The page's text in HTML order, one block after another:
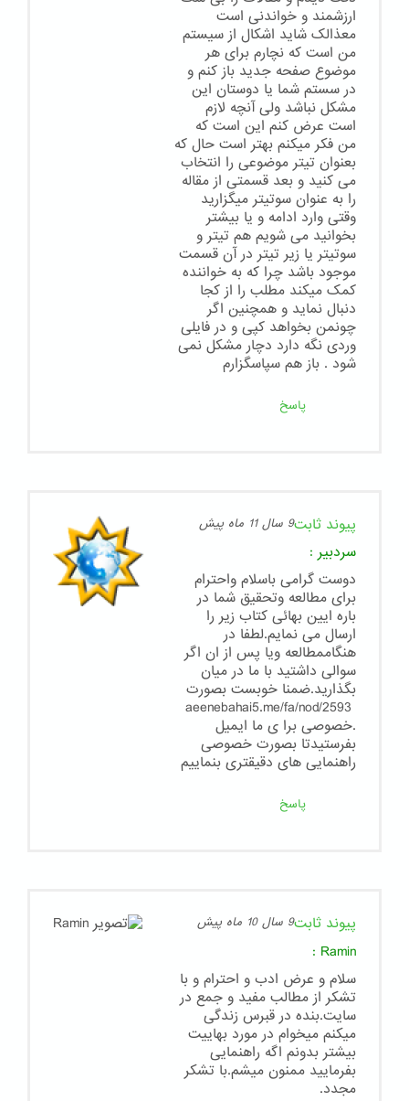
ارزشمند و خواندنی است
معذالک شاید اشکال از سیستم
من است که نچارم برای هر
موضوع صفحه جدید باز کنم و
در سستم شما یا دوستان این
مشکل نباشد ولی آنچه لازم
است عرض کنم این است که
من فکر میکنم بهتر است حال که
بعنوان تیتر موضوعی را انتخاب
می کنید و بعد قسمتی از مقاله
را به عنوان سوتیتر میگزارید
وقتی وارد ادامه و یا بیشتر
بخوانید می شویم هم تیتر و
سوتیتر یا زیر تیتر در آن قسمت
موجود باشد چرا که به خواننده
کمک میکند مطلب را از کجا
دنبال نماید و همچنین اگر
چونمن بخواهد کپی و در فایلی
وردی نگه دارد دچار مشکل نمی
شود . باز هم سپاسگزارم
پاسخ
پیوند ثابت9 سال 11 ماه پیش
سردبیر :
دوست گرامی باسلام واحترام
برای مطالعه وتحقیق شما در
باره ایین بهائی کتاب زیر را
ارسال می نمایم.لطفا در
هنگاممطالعه ویا پس از ان اگر
سوالی داشتید با ما در میان
بگذارید.ضمنا خوبست بصورت
.خصوصی برا ی ما ایمیل
بفرستیدتا بصورت خصوصی
راهنمایی های دقیقتری بنماییم
پاسخ
پیوند ثابت9 سال 10 ماه پیش
Ramin
:
سلام و عرض ادب و احترام و با
تشکر از مطالب مفید و جمع در
سایت.بنده در قبرس زندگی
میکنم میخوام در مورد بهاییت
بیشتر بدونم اگه راهنمایی
بفرمایید ممنون میشم.با تشکر
مجدد.